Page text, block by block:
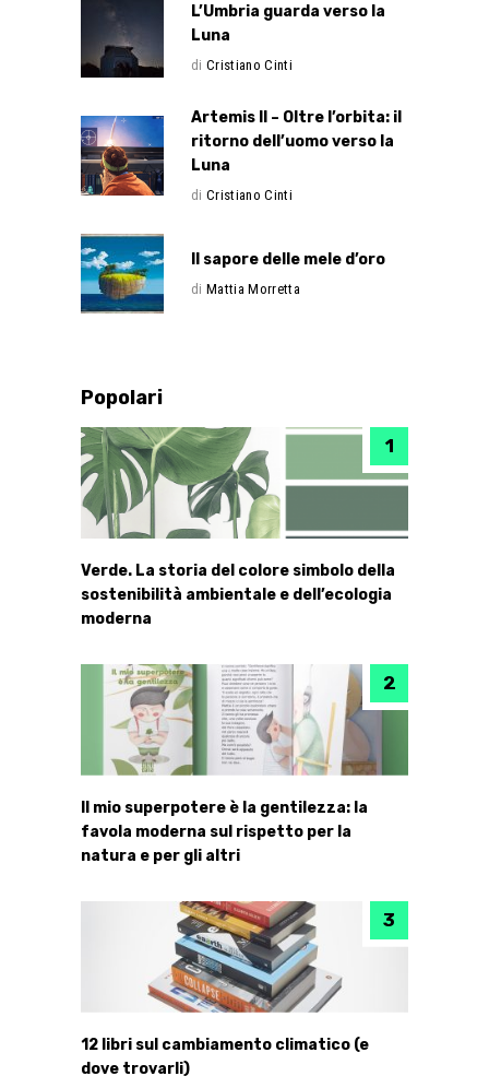
L’Umbria guarda verso la
Luna
di Cristiano Cinti
Artemis II – Oltre l’orbita: il
ritorno dell’uomo verso la
Luna
di Cristiano Cinti
Il sapore delle mele d’oro
di Mattia Morretta
Popolari
Verde. La storia del colore simbolo della
sostenibilità ambientale e dell’ecologia
moderna
Il mio superpotere è la gentilezza: la
favola moderna sul rispetto per la
natura e per gli altri
12 libri sul cambiamento climatico (e
dove trovarli)